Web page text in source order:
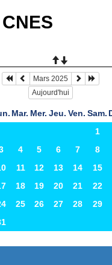
Mars 2025
Aujourd'hui
Mar. Mer. Jeu. Ven. Sam.
1
4 5 6 7 8
11 12 13 14 15
18 19 20 21 22
25 26 27 28 29